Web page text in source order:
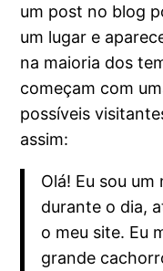
um post no blog
um lugar e
na maioria dos
começam com
possíveis
assim:
Olá! Eu sou
durante o dia,
o meu site. Eu
grande